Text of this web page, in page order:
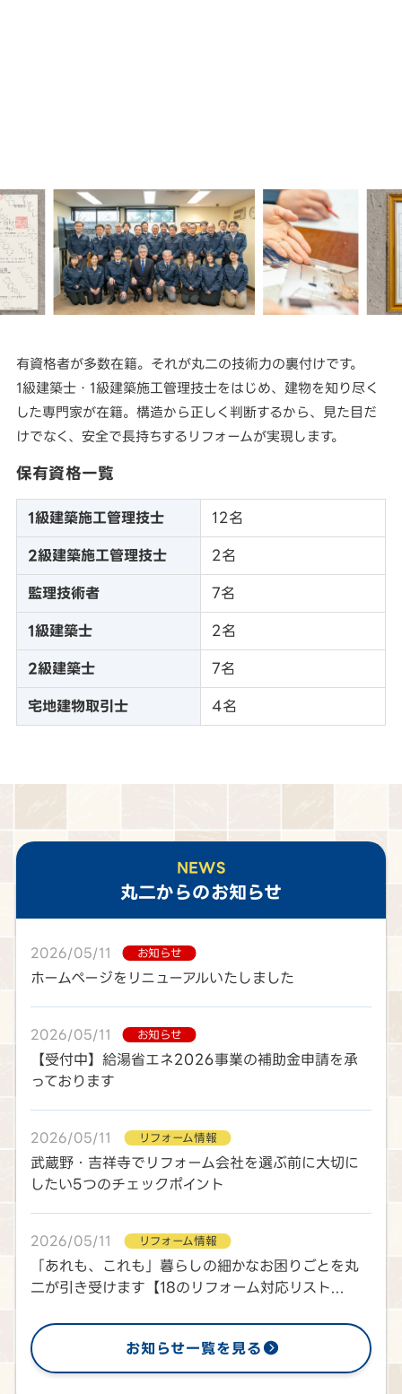
有資格者が多数在籍。それが丸二の技術力の裏付けです。
1級建築士・1級建築施工管理技士をはじめ、建物を知り尽く
した専門家が在籍。構造から正しく判断するから、見た目だ
けでなく、安全で長持ちするリフォームが実現します。
保有資格一覧
1級建築施工管理技士 12名
2級建築施工管理技士 2名
監理技術者 7名
1級建築士 2名
2級建築士 7名
宅地建物取引士 4名
NEWS
丸二からのお知らせ
2026/05/11 お知らせ
ホームページをリニューアルいたしました
2026/05/11 お知らせ
【受付中】給湯省エネ2026事業の補助金申請を承
っております
2026/05/11 リフォーム情報
武蔵野・吉祥寺でリフォーム会社を選ぶ前に大切に
したい5つのチェックポイント
2026/05/11 リフォーム情報
「あれも、これも」暮らしの細かなお困りごとを丸
二が引き受けます【18のリフォーム対応リスト...
お知らせ一覧を見る